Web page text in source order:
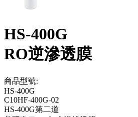
HS-400G
RO逆滲透膜
商品型號:
HS-400G
C10HF-400G-02
HS-400G第二道